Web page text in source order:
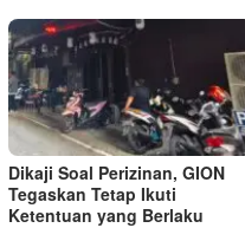
Dikaji Soal Perizinan, GION
Tegaskan Tetap Ikuti
Ketentuan yang Berlaku